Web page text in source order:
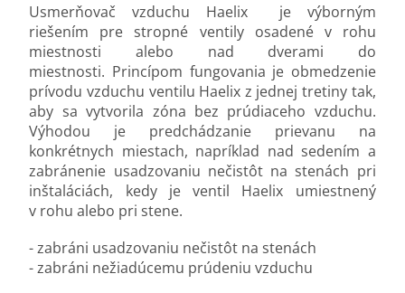
Usmerňovač vzduchu Haelix je výborným
riešením pre stropné ventily osadené v rohu
miestnosti alebo nad dverami do
miestnosti. Princípom fungovania je obmedzenie
prívodu vzduchu ventilu Haelix z jednej tretiny tak,
aby sa vytvorila zóna bez prúdiaceho vzduchu.
Výhodou je predchádzanie prievanu na
konkrétnych miestach, napríklad nad sedením a
zabránenie usadzovaniu nečistôt na stenách pri
inštaláciách, kedy je ventil Haelix umiestnený
v rohu alebo pri stene.
- zabráni usadzovaniu nečistôt na stenách
- zabráni nežiadúcemu prúdeniu vzduchu